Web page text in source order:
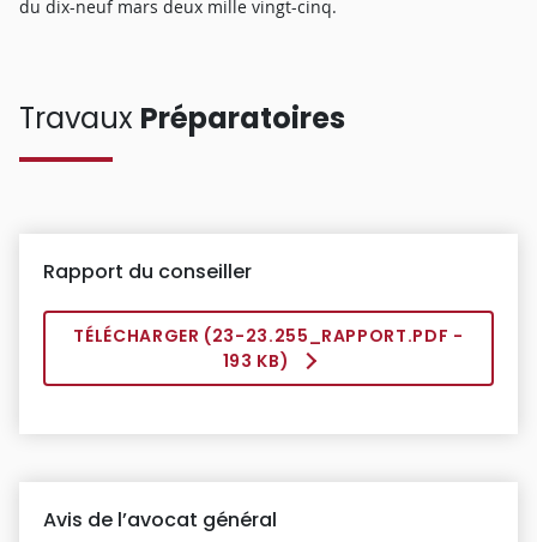
du dix-neuf mars deux mille vingt-cinq.
Travaux Préparatoires
Rapport du conseiller
TÉLÉCHARGER (23-23.255_RAPPORT.PDF -
193 KB)
Avis de l’avocat général